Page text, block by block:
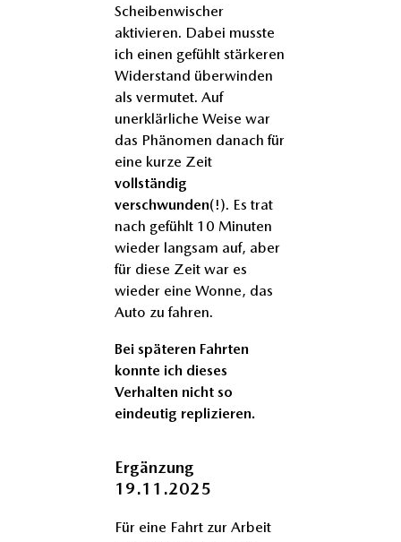
Scheibenwischer
aktivieren. Dabei musste
ich einen gefühlt stärkeren
Widerstand überwinden
als vermutet. Auf
unerklärliche Weise war
das Phänomen danach für
eine kurze Zeit
vollständig
verschwunden(!). Es trat
nach gefühlt 10 Minuten
wieder langsam auf, aber
für diese Zeit war es
wieder eine Wonne, das
Auto zu fahren.
Bei späteren Fahrten
konnte ich dieses
Verhalten nicht so
eindeutig replizieren.
Ergänzung
19.11.2025
Für eine Fahrt zur Arbeit